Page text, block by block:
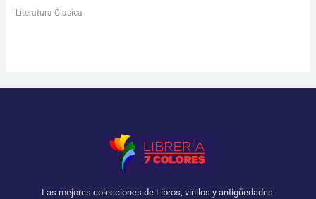
Literatura Clasica
Las mejores colecciones de Libros, vinilos y antigüedades.